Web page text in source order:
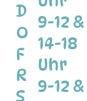
D
O
F
R
S
9-12 &
14-18
Uhr
9-12 &